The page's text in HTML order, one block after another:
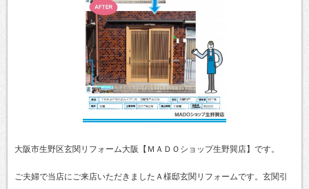
大阪市生野区玄関リフォーム大阪【ＭＡＤＯショップ生野巽店】です。
ご夫婦で当店にご来店いただきましたＡ様邸玄関リフォームです。玄関引